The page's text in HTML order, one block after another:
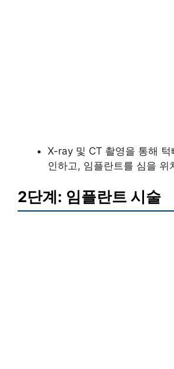
X-ray 및 CT 촬영을 통해 턱
인하고, 임플란트를 심을 위
2단계: 임플란트 시술